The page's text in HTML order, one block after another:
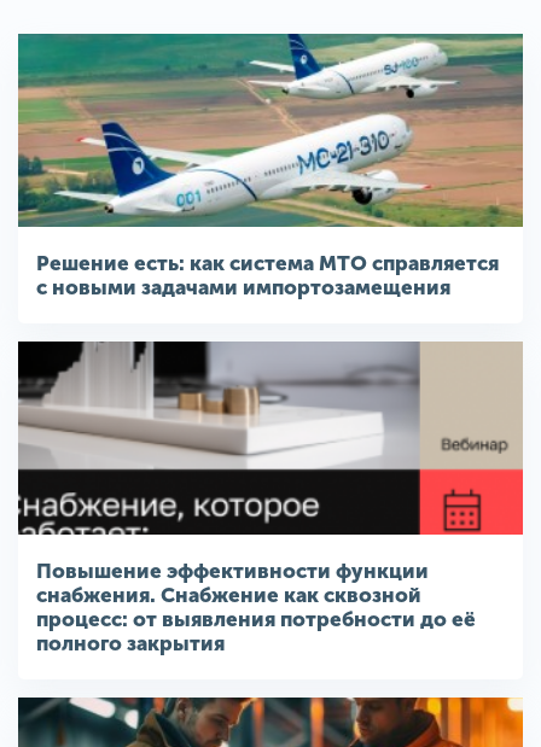
Решение есть: как система МТО справляется
с новыми задачами импортозамещения
Повышение эффективности функции
снабжения. Снабжение как сквозной
процесс: от выявления потребности до её
полного закрытия